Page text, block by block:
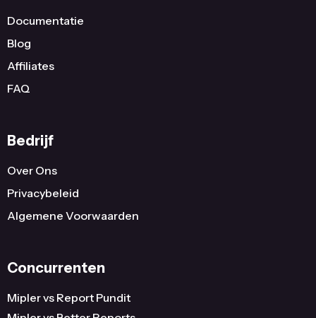
Documentatie
Blog
Affiliates
FAQ
Bedrijf
Over Ons
Privacybeleid
Algemene Voorwaarden
Concurrenten
Mipler vs Report Pundit